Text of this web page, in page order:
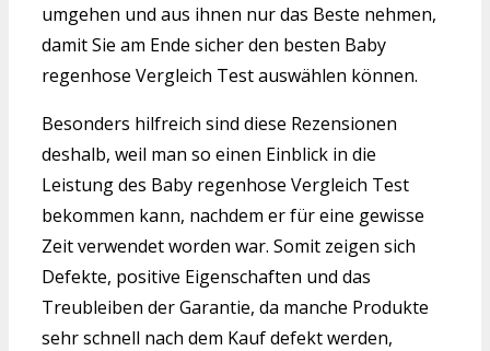
umgehen und aus ihnen nur das Beste nehmen,
damit Sie am Ende sicher den besten Baby
regenhose Vergleich Test auswählen können.
Besonders hilfreich sind diese Rezensionen
deshalb, weil man so einen Einblick in die
Leistung des Baby regenhose Vergleich Test
bekommen kann, nachdem er für eine gewisse
Zeit verwendet worden war. Somit zeigen sich
Defekte, positive Eigenschaften und das
Treubleiben der Garantie, da manche Produkte
sehr schnell nach dem Kauf defekt werden,